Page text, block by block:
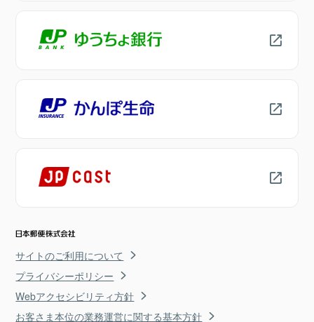
サイトのご利用について
プライバシーポリシー
Webアクセシビリティ方針
お客さま本位の業務運営に関する基本方針